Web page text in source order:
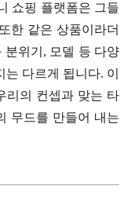
쇼핑 플랫폼은 그들
한 같은 상품이라더
분위기, 모델 등 다양
다르게 됩니다. 이
리의 컨셉과 맞는 타
무드를 만들어 내는